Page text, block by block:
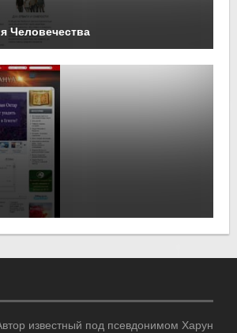
Человечества
известный под псевдонимом Харун